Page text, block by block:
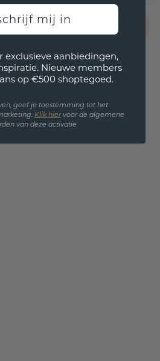
OP INSTAGRAM
mij in
exclusieve aanbiedingen,
Nieuwe members
op €500 shoptegoed.
geef je toestemming tot het
Klik hiervoor de algemene
van deze activatie